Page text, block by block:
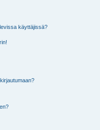
käyttäjissä?